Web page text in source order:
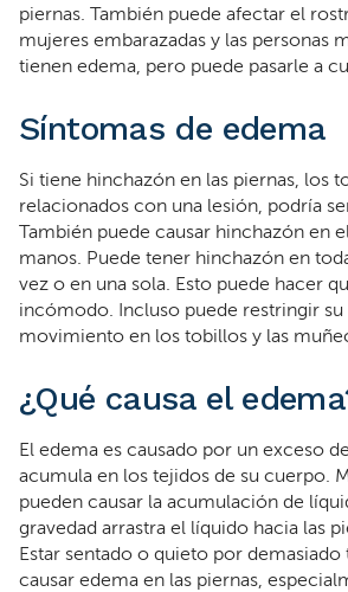
piernas. También puede afectar el
mujeres embarazadas y las personas
tienen edema, pero puede pasarle a
Síntomas de edema
Si tiene hinchazón en las piernas, los
relacionados con una lesión, podría
También puede causar hinchazón en
manos. Puede tener hinchazón en
vez o en una sola. Esto puede hacer
incómodo. Incluso puede restringir su
movimiento en los tobillos y las
¿Qué causa el
El edema es causado por un exceso
acumula en los tejidos de su cuerpo.
pueden causar la acumulación de
gravedad arrastra el líquido hacia las
Estar sentado o quieto por
causar edema en las piernas,